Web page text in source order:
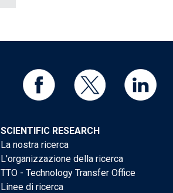
SCIENTIFIC RESEARCH
La nostra ricerca
L'organizzazione della ricerca
TTO - Technology Transfer Office
Linee di ricerca